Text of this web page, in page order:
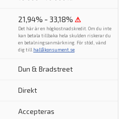
21,94% - 33,18% ⚠
Det här är en högkostnadskredit. Om du inte
kan betala tillbaka hela skulden riskerar du
en betalningsanmärkning. För stöd, vänd
dig till hallåkonsument.se.
Dun & Bradstreet
Direkt
Accepteras